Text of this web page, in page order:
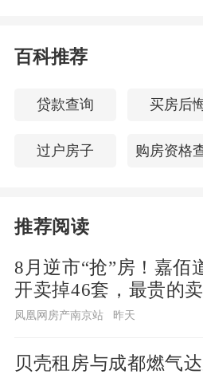
这些事例，一定程度上
照和手机，没钱也能开
二、
共享汽车，在中国听
出事。
百科推荐
贷款查询 买房后
过户房子 购房资格
推荐阅读
8月逆市“抢”房！嘉佰
开卖掉46套，最贵的
最快！
凤凰网房产南京站 昨天
贝壳租房与成都燃气